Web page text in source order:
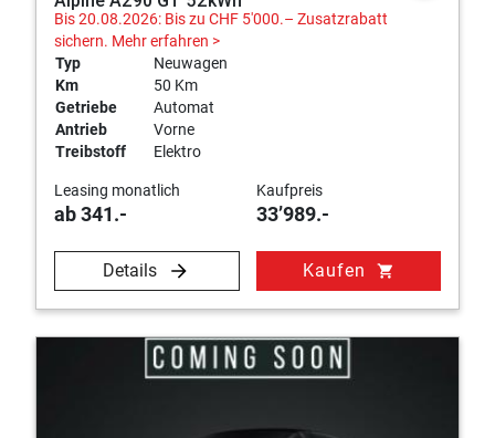
Bis 20.08.2026: Bis zu CHF 5'000.– Zusatzrabatt
sichern. Mehr erfahren >
Typ
Neuwagen
Km
50 Km
Getriebe
Automat
Antrieb
Vorne
Treibstoff
Elektro
Leasing monatlich
ab 341.-
Kaufpreis
33’989.-
Details Kaufen shopping_cart